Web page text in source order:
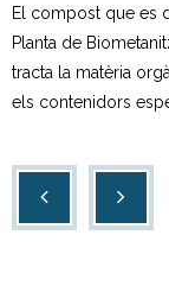
Planta Can
- Instal·lacions
- - Amiant/
El compost que es
Planta de
tracta la matèria
els contenidors